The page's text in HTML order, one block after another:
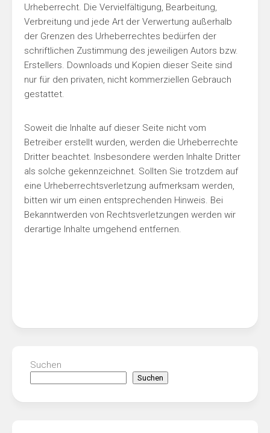
Urheberrecht. Die Vervielfältigung, Bearbeitung,
Verbreitung und jede Art der Verwertung außerhalb
der Grenzen des Urheberrechtes bedürfen der
schriftlichen Zustimmung des jeweiligen Autors bzw.
Erstellers. Downloads und Kopien dieser Seite sind
nur für den privaten, nicht kommerziellen Gebrauch
gestattet.
Soweit die Inhalte auf dieser Seite nicht vom
Betreiber erstellt wurden, werden die Urheberrechte
Dritter beachtet. Insbesondere werden Inhalte Dritter
als solche gekennzeichnet. Sollten Sie trotzdem auf
eine Urheberrechtsverletzung aufmerksam werden,
bitten wir um einen entsprechenden Hinweis. Bei
Bekanntwerden von Rechtsverletzungen werden wir
derartige Inhalte umgehend entfernen.
Suchen
Suchen